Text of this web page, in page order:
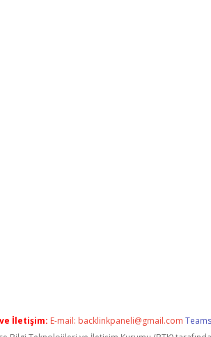
İletişim: E-mail: backlinkpaneli@gmail.com